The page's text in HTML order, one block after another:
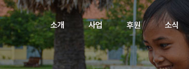
소개 사업 후원 소식